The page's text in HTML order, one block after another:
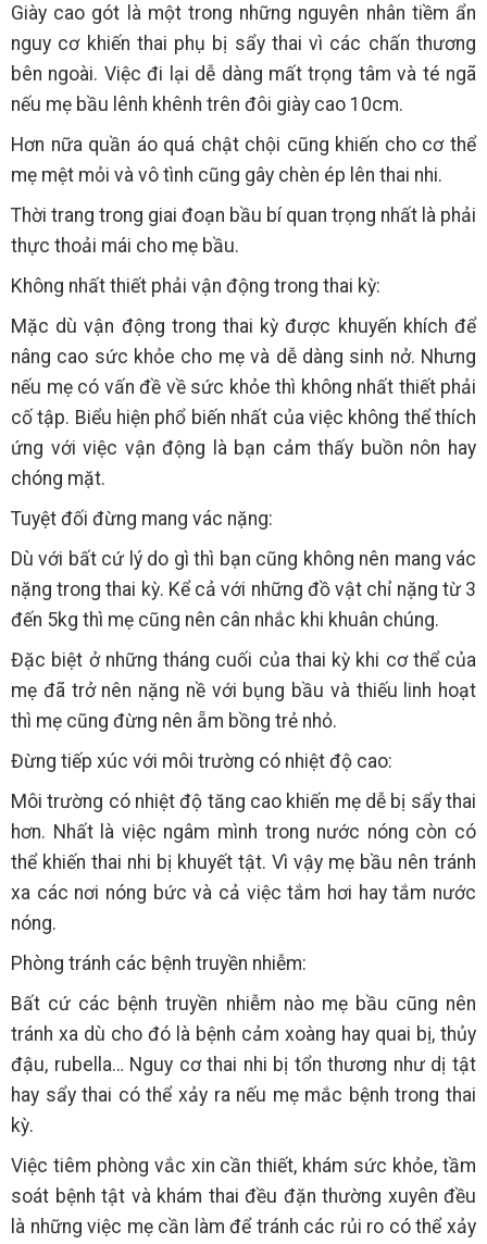
Giày cao gót là một trong những nguyên nhân tiềm ẩn
nguy cơ khiến thai phụ bị sẩy thai vì các chấn thương
bên ngoài. Việc đi lại dễ dàng mất trọng tâm và té ngã
nếu mẹ bầu lênh khênh trên đôi giày cao 10cm.
Hơn nữa quần áo quá chật chội cũng khiến cho cơ thể
mẹ mệt mỏi và vô tình cũng gây chèn ép lên thai nhi.
Thời trang trong giai đoạn bầu bí quan trọng nhất là phải
thực thoải mái cho mẹ bầu.
Không nhất thiết phải vận động trong thai kỳ:
Mặc dù vận động trong thai kỳ được khuyến khích để
nâng cao sức khỏe cho mẹ và dễ dàng sinh nở. Nhưng
nếu mẹ có vấn đề về sức khỏe thì không nhất thiết phải
cố tập. Biểu hiện phổ biến nhất của việc không thể thích
ứng với việc vận động là bạn cảm thấy buồn nôn hay
chóng mặt.
Tuyệt đối đừng mang vác nặng:
Dù với bất cứ lý do gì thì bạn cũng không nên mang vác
nặng trong thai kỳ. Kể cả với những đồ vật chỉ nặng từ 3
đến 5kg thì mẹ cũng nên cân nhắc khi khuân chúng.
Đặc biệt ở những tháng cuối của thai kỳ khi cơ thể của
mẹ đã trở nên nặng nề với bụng bầu và thiếu linh hoạt
thì mẹ cũng đừng nên ẵm bồng trẻ nhỏ.
Đừng tiếp xúc với môi trường có nhiệt độ cao:
Môi trường có nhiệt độ tăng cao khiến mẹ dễ bị sẩy thai
hơn. Nhất là việc ngâm mình trong nước nóng còn có
thể khiến thai nhi bị khuyết tật. Vì vậy mẹ bầu nên tránh
xa các nơi nóng bức và cả việc tắm hơi hay tắm nước
nóng.
Phòng tránh các bệnh truyền nhiễm:
Bất cứ các bệnh truyền nhiễm nào mẹ bầu cũng nên
tránh xa dù cho đó là bệnh cảm xoàng hay quai bị, thủy
đậu, rubella… Nguy cơ thai nhi bị tổn thương như dị tật
hay sẩy thai có thể xảy ra nếu mẹ mắc bệnh trong thai
kỳ.
Việc tiêm phòng vắc xin cần thiết, khám sức khỏe, tầm
soát bệnh tật và khám thai đều đặn thường xuyên đều
là những việc mẹ cần làm để tránh các rủi ro có thể xảy